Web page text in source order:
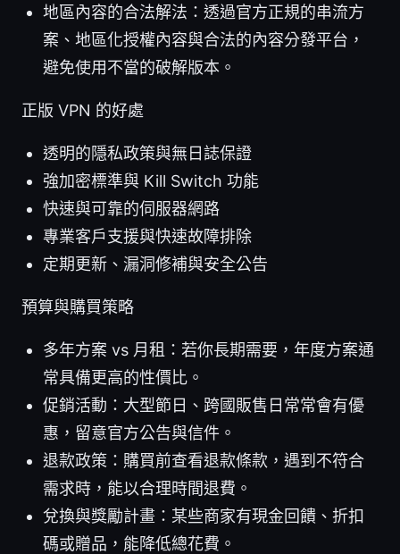
地區內容的合法解法：透過官方正規的串流方
案、地區化授權內容與合法的內容分發平台，
避免使用不當的破解版本。
正版 VPN 的好處
透明的隱私政策與無日誌保證
強加密標準與 Kill Switch 功能
快速與可靠的伺服器網路
專業客戶支援與快速故障排除
定期更新、漏洞修補與安全公告
預算與購買策略
多年方案 vs 月租：若你長期需要，年度方案通
常具備更高的性價比。
促銷活動：大型節日、跨國販售日常常會有優
惠，留意官方公告與信件。
退款政策：購買前查看退款條款，遇到不符合
需求時，能以合理時間退費。
兌換與獎勵計畫：某些商家有現金回饋、折扣
碼或贈品，能降低總花費。